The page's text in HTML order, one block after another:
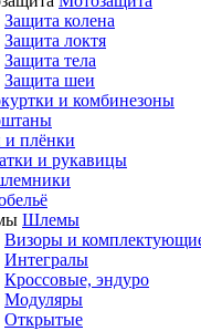
Защита колена
Защита локтя
Защита тела
Защита шеи
и комбинезоны
плёнки
и рукавицы
Шлемы
Визоры и
Интегралы
Кроссовые, эндуро
Модуляры
Открытые